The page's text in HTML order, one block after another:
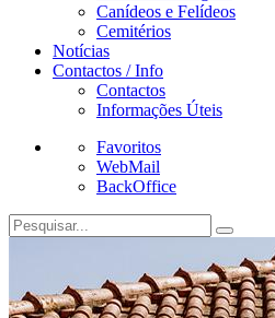
Canídeos e Felídeos
Cemitérios
Notícias
Contactos / Info
Contactos
Informações Úteis
Favoritos
WebMail
BackOffice